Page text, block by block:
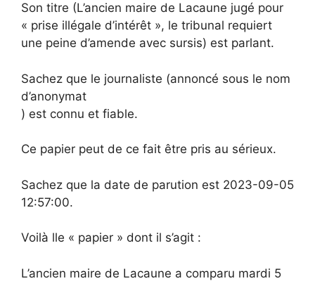
Son titre (L’ancien maire de Lacaune jugé pour
« prise illégale d’intérêt », le tribunal requiert
une peine d’amende avec sursis) est parlant.
Sachez que le journaliste (annoncé sous le nom
d’anonymat
) est connu et fiable.
Ce papier peut de ce fait être pris au sérieux.
Sachez que la date de parution est 2023-09-05
12:57:00.
Voilà lle « papier » dont il s’agit :
L’ancien maire de Lacaune a comparu mardi 5